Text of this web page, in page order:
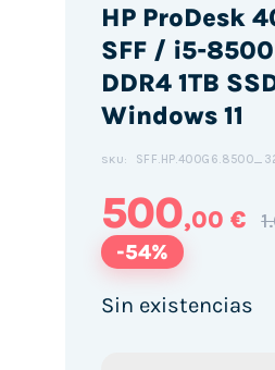
HP ProDesk
SFF / i5-
DDR4 1TB
Windows 11
SKU:
500,00 €
-54%
Sin existencias